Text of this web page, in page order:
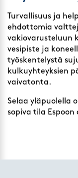
Turvallisuus ja
ehdottomia
vakiovarusteluun
vesipiste ja
työskentelystä
kulkuyhteyksien
vaivatonta.
Selaa yläpuolella
sopiva tila Espoon